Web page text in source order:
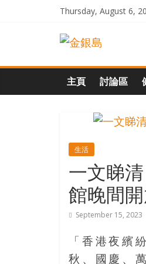
Thursday, August 6,
一
起
尋
生
命
的
主頁 討論區
生活
一文睇
館晚間
September 15, 2023
「香港夜繽
秋、國慶、